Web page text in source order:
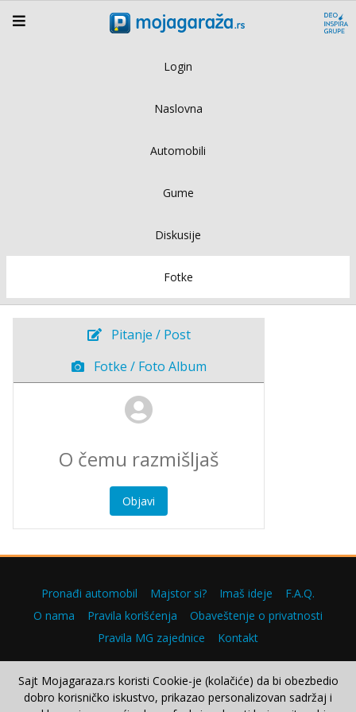
Login
Naslovna
Automobili
Gume
Diskusije
Fotke
Pitanje / Post
Fotke / Foto Album
Objavi
Pronađi automobil Majstor si? Imaš ideje
F.A.Q.
O nama
Pravila korišćenja
Obaveštenje o privatnosti
Pravila MG zajednice
Kontakt
Copyright © 2000–2026.
Sajt Mojagaraza.rs koristi Cookie-je (kolačiće) da bi obezbedio
dobro korisničko iskustvo, prikazao personalizovan sadržaj i